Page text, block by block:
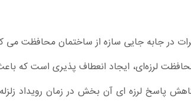
در جابه جایی سازه از ساختمان محافظت می
لرزه‌ای، ایجاد انعطاف پذیری است که
پاسخ لرزه ای آن بخش در زمان رويداد